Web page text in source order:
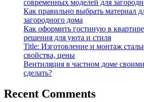
современных моделей для
Как правильно выбрать материал
загородного дома
Как оформить гостиную в
решения для уюта и стиля
Title: Изготовление и монтаж
свойства, цены
Вентиляция в частном доме
сделать?
Recent Comments